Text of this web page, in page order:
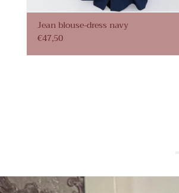
Jean blouse-dress navy
€47,50